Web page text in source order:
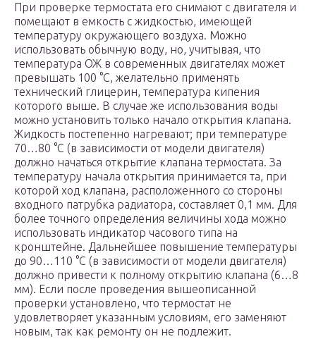
При проверке термостата его снимают с двигателя и
помещают в емкость с жидкостью, имеющей
температуру окружающего воздуха. Можно
использовать обычную воду, но, учитывая, что
температура ОЖ в современных двигателях может
превышать 100 °С, желательно применять
технический глицерин, температура кипения
которого выше. В случае же использования воды
можно установить только начало открытия клапана.
Жидкость постепенно нагревают; при температуре
70…80 °С (в зависимости от модели двигателя)
должно начаться открытие клапана термостата. За
температуру начала открытия принимается та, при
которой ход клапана, расположенного со стороны
входного патрубка радиатора, составляет 0,1 мм. Для
более точного определения величины хода можно
использовать индикатор часового типа на
кронштейне. Дальнейшее повышение температуры
до 90…110 °С (в зависимости от модели двигателя)
должно привести к полному открытию клапана (6…8
мм). Если после проведения вышеописанной
проверки установлено, что термостат не
удовлетворяет указанным условиям, его заменяют
новым, так как ремонту он не подлежит.